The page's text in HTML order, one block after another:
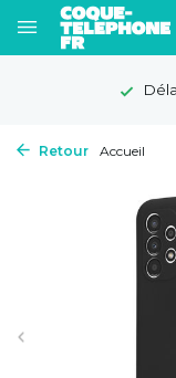
Retour Accueil